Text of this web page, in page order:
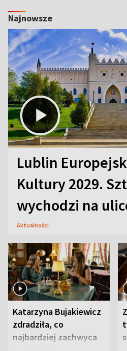
Najnowsze
Lublin
Kultury 2029.
wychodzi na
Aktualności
Katarzyna Bujakiewicz
zdradziła, co
najbardziej zachwyca